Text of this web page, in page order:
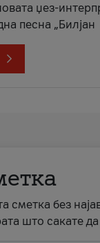
џез-
песна „Билјан
сметка без
што сакате да